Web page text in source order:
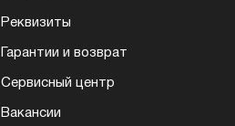
Реквизиты
Гарантии и возврат
Сервисный центр
Вакансии